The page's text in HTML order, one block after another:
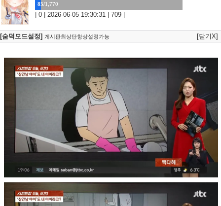
85/1,770
| 0 | 2026-06-05 19:30:31 | 709 |
[숨덕모드설정] 게시판최상단항상설정가능 [닫기X]